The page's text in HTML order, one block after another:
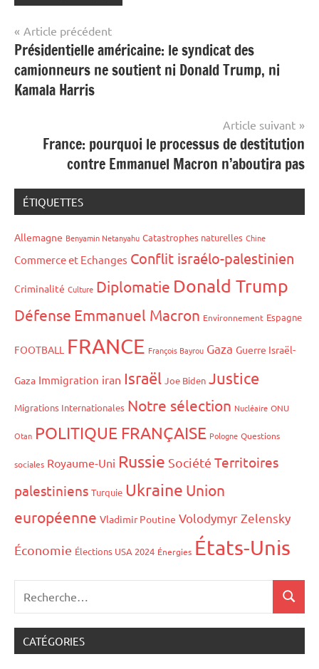
Navigation
de
l’article
Article précédent
Présidentielle américaine: le syndicat des
camionneurs ne soutient ni Donald Trump, ni
Kamala Harris
Article suivant
France: pourquoi le processus de destitution
contre Emmanuel Macron n’aboutira pas
ÉTIQUETTES
Allemagne Benyamin Netanyahu Catastrophes naturelles Chine
Commerce et Echanges Conflit israélo-palestinien
Criminalité Culture Diplomatie Donald Trump
Défense Emmanuel Macron Environnement Espagne
FOOTBALL FRANCE François Bayrou Gaza Guerre Israël-
Gaza Immigration iran Israël Joe Biden Justice
Migrations Internationales Notre sélection Nucléaire ONU
Otan POLITIQUE FRANÇAISE Pologne Questions
sociales Royaume-Uni Russie Société Territoires
palestiniens Turquie Ukraine Union
européenne Vladimir Poutine Volodymyr Zelensky
Économie Élections USA 2024 Énergies États-Unis
CATÉGORIES